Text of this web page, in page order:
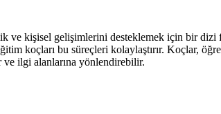
kişisel gelişimlerini desteklemek için bir dizi
koçları bu süreçleri kolaylaştırır. Koçlar,
ve ilgi alanlarına yönlendirebilir.